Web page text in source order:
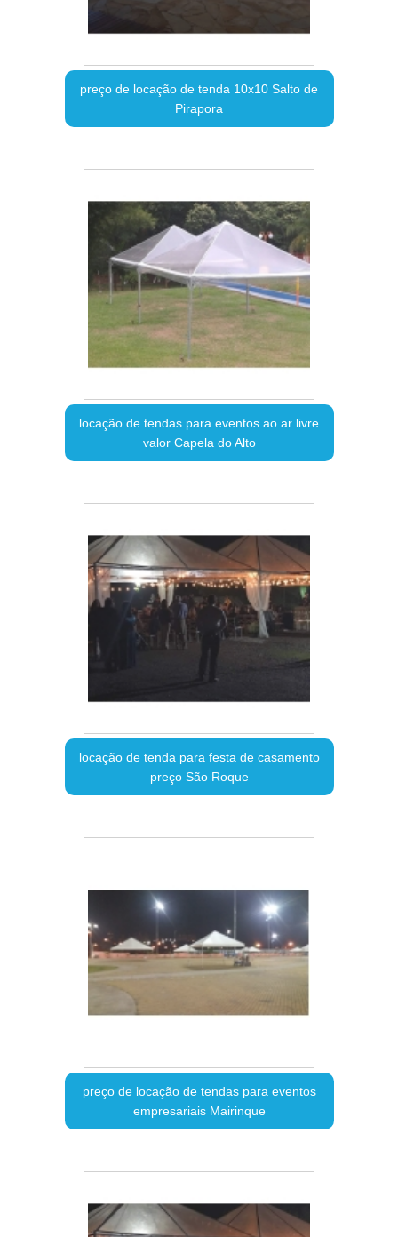
preço de locação de tenda 10x10 Salto de
Pirapora
locação de tendas para eventos ao ar livre
valor Capela do Alto
locação de tenda para festa de casamento
preço São Roque
preço de locação de tendas para eventos
empresariais Mairinque